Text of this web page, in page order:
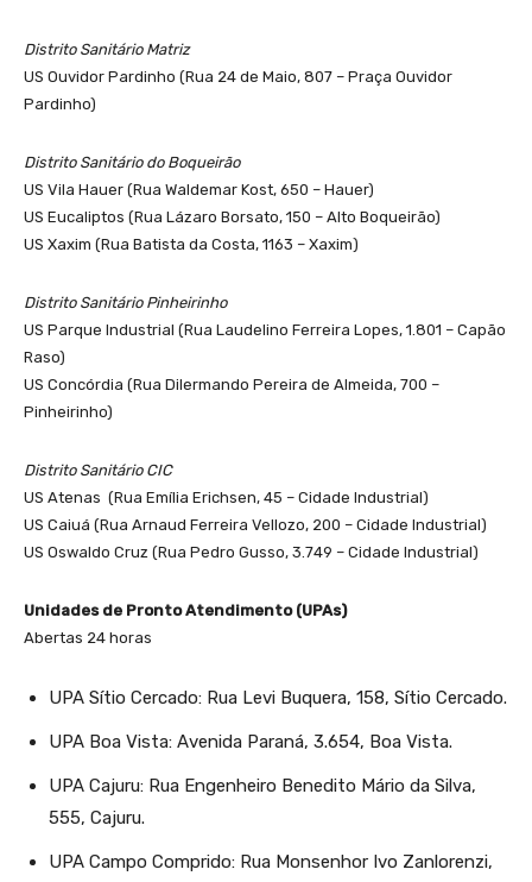
Distrito Sanitário Matriz
US Ouvidor Pardinho (Rua 24 de Maio, 807 – Praça Ouvidor
Pardinho)
Distrito Sanitário do Boqueirão
US Vila Hauer (Rua Waldemar Kost, 650 – Hauer)
US Eucaliptos (Rua Lázaro Borsato, 150 – Alto Boqueirão)
US Xaxim (Rua Batista da Costa, 1163 – Xaxim)
Distrito Sanitário Pinheirinho
US Parque Industrial (Rua Laudelino Ferreira Lopes, 1.801 – Capão
Raso)
US Concórdia (Rua Dilermando Pereira de Almeida, 700 –
Pinheirinho)
Distrito Sanitário CIC
US Atenas (Rua Emília Erichsen, 45 – Cidade Industrial)
US Caiuá (Rua Arnaud Ferreira Vellozo, 200 – Cidade Industrial)
US Oswaldo Cruz (Rua Pedro Gusso, 3.749 – Cidade Industrial)
Unidades de Pronto Atendimento (UPAs)
Abertas 24 horas
UPA Sítio Cercado: Rua Levi Buquera, 158, Sítio Cercado.
UPA Boa Vista: Avenida Paraná, 3.654, Boa Vista.
UPA Cajuru: Rua Engenheiro Benedito Mário da Silva,
555, Cajuru.
UPA Campo Comprido: Rua Monsenhor Ivo Zanlorenzi,